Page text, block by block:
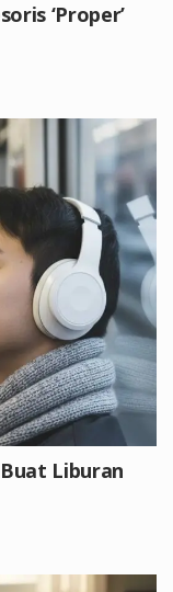
‘Proper’
Liburan